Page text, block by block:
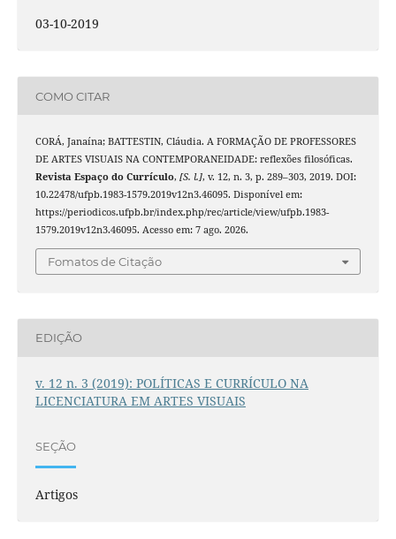
03-10-2019
COMO CITAR
CORÁ, Janaína; BATTESTIN, Cláudia. A FORMAÇÃO DE PROFESSORES
DE ARTES VISUAIS NA CONTEMPORANEIDADE: reflexões filosóficas.
Revista Espaço do Currículo, [S. l.], v. 12, n. 3, p. 289–303, 2019. DOI:
10.22478/ufpb.1983-1579.2019v12n3.46095. Disponível em:
https://periodicos.ufpb.br/index.php/rec/article/view/ufpb.1983-
1579.2019v12n3.46095. Acesso em: 7 ago. 2026.
Fomatos de Citação
EDIÇÃO
v. 12 n. 3 (2019): POLÍTICAS E CURRÍCULO NA
LICENCIATURA EM ARTES VISUAIS
SEÇÃO
Artigos